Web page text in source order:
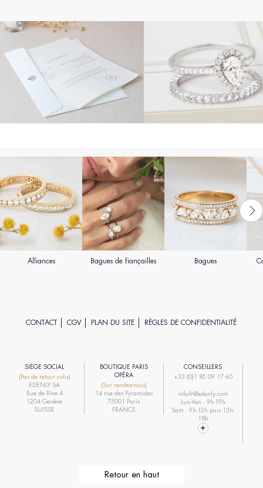
Alliances Bagues de fiançailles Bagues
CONTACT CGV PLAN DU SITE RÈGLES DE CONFIDENTIALITÉ
SIÈGE SOCIAL
(Pas de retour colis)
EDENLY SA
Rue de Rive 4
1204 Genève
SUISSE
BOUTIQUE PARIS
OPÉRA
(Sur rendez-vous)
14 rue des Pyramides
75001 Paris
FRANCE
CONSEILLERS
+33 (0)1 85 09 17 60
info-fr@edenly.com
Lun-Ven : 9h-19h
Sam : 9h-12h puis 13h-
18h
Retour en haut